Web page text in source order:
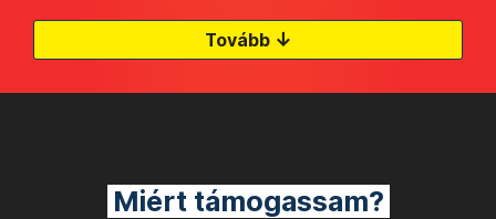
Tovább ↓
Miért támogassam?